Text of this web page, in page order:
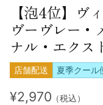
【泡4位】ヴ
ヴーヴレー・
ナル・エクス
店舗配送 夏季クール
¥2,970 （税込）